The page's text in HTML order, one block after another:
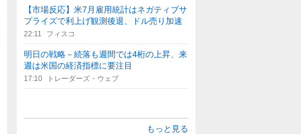
【市場反応】米7月雇用統計はネガティブサ
プライズで利上げ観測後退、ドル売り加速
22:11 フィスコ
明日の戦略－続落も週間では4桁の上昇、来
週は米国の経済指標に要注目
17:10 トレーダーズ・ウェブ
もっと見る